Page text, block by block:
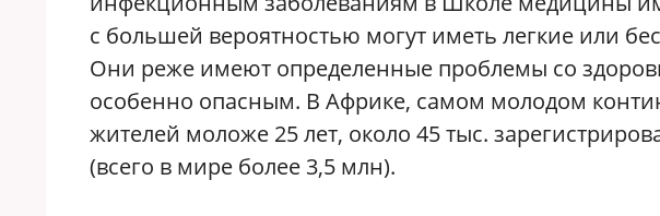
с большей вероятностью могут иметь легкие или
Они реже имеют определенные проблемы со
особенно опасным. В Африке, самом молодом
жителей моложе 25 лет, около 45 тыс.
(всего в мире более 3,5 млн).